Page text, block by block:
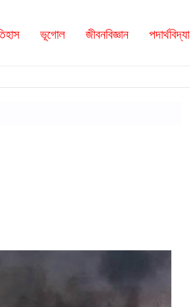
ভূগোল জীবনবিজ্ঞান পদার্থবিদ্যা